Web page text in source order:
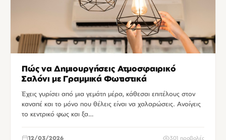
Πώς να Δημιουργήσεις Ατμοσφαιρικό
Σαλόνι με Γραμμικά Φωτιστικά
Έχεις γυρίσει από μια γεμάτη μέρα, κάθεσαι επιτέλους στον
καναπέ και το μόνο που θέλεις είναι να χαλαρώσεις. Ανοίγεις
το κεντρικό φως και ξα…
12/03/2026 301 προβολές